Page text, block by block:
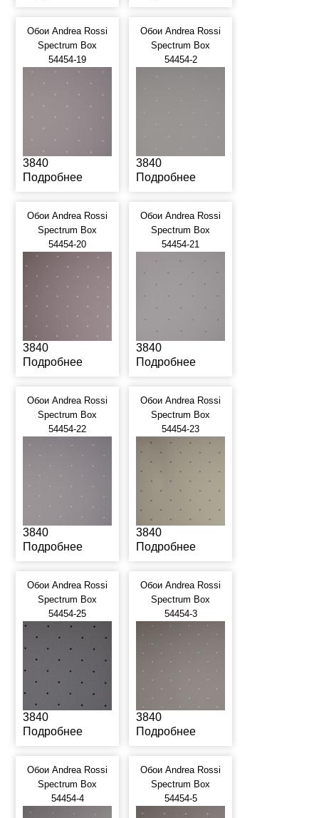
Обои Andrea Rossi
Spectrum Box
54454-19
3840
Подробнее
Обои Andrea Rossi
Spectrum Box
54454-2
3840
Подробнее
Обои Andrea Rossi
Spectrum Box
54454-20
3840
Подробнее
Обои Andrea Rossi
Spectrum Box
54454-21
3840
Подробнее
Обои Andrea Rossi
Spectrum Box
54454-22
3840
Подробнее
Обои Andrea Rossi
Spectrum Box
54454-23
3840
Подробнее
Обои Andrea Rossi
Spectrum Box
54454-25
3840
Подробнее
Обои Andrea Rossi
Spectrum Box
54454-3
3840
Подробнее
Обои Andrea Rossi
Spectrum Box
54454-4
Обои Andrea Rossi
Spectrum Box
54454-5